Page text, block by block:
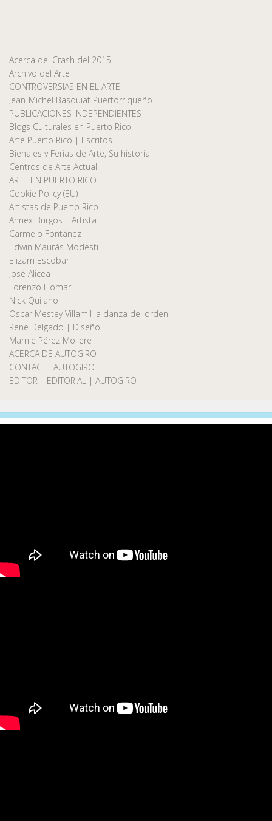
Acerca del Crash del 2015
Archivo del Arte
CONTROVERSIAS EN EL ARTE
Jean-Michel Basquiat Puertorriqueño
PUBLICACIONES INDEPENDIENTES
Blogs Culturales en Puerto Rico
Arte Puerto Rico | Escritos
Bienales y Ferias de Arte, Su historia
Centros de Arte Actual
ARTE EN PUERTO RICO
Cookie Policy (EU)
Artistas de Puerto Rico
Annex Burgos | Artista
Carmelo Fontánez
Edwin Maurás Modesti
Elizam Escobar
José Alicea
Lorenzo Homar
Nick Quijano
Oscar Mestey Villamil la danza del orden
Rene Delgado | Diseño
Marnie Pérez Moliere
ACERCA DE AUTOGIRO
CONTACTE AUTOGIRO
EDITOR | EDITORIAL | AUTOGIRO